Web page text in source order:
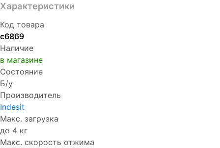
Характеристики
Код товара
с6869
Наличие
в магазине
Состояние
Б/у
Производитель
Indesit
Макс. загрузка
до 4 кг
Макс. скорость отжима